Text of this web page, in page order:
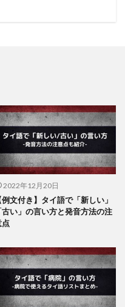
2022年12月20日
例文付き】タイ語で「新しい」
古い」の言い方と発音方法の注
点